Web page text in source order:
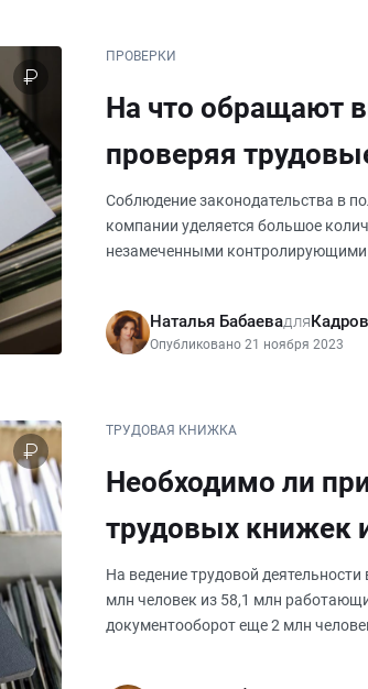
ПРОВЕРКИ
На что обращают
проверяя
№ 5)
Соблюдение законодательства в
компании уделяется большое
незамеченными контролирующими
Наталья Бабаевадля
Опубликовано 21 ноября 2023
ТРУДОВАЯ КНИЖКА
Необходимо ли
трудовых книжек
На ведение трудовой
млн человек из 58,1 млн
документооборот еще 2 млн